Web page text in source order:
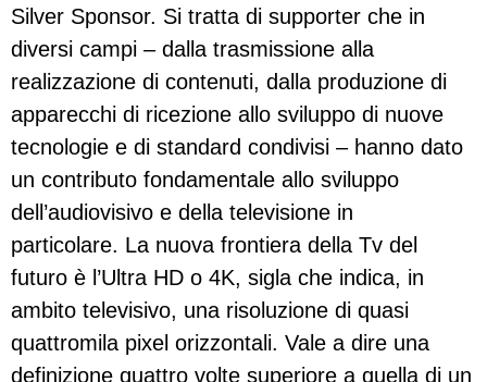
Silver Sponsor. Si tratta di supporter che in
diversi campi – dalla trasmissione alla
realizzazione di contenuti, dalla produzione di
apparecchi di ricezione allo sviluppo di nuove
tecnologie e di standard condivisi – hanno dato
un contributo fondamentale allo sviluppo
dell’audiovisivo e della televisione in
particolare. La nuova frontiera della Tv del
futuro è l’Ultra HD o 4K, sigla che indica, in
ambito televisivo, una risoluzione di quasi
quattromila pixel orizzontali. Vale a dire una
definizione quattro volte superiore a quella di un